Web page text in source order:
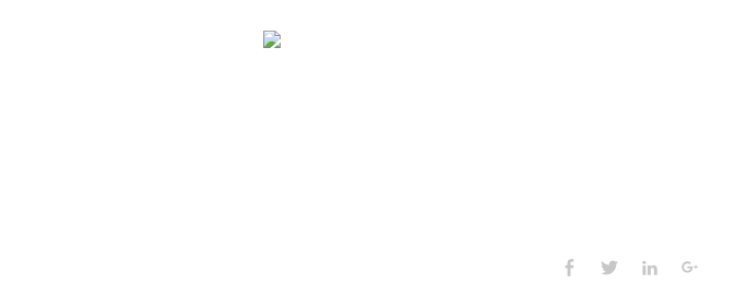
Social
Facebook
TwitterLinkedIn